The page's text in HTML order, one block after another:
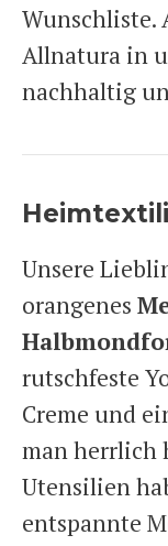
Wunschliste.
Allnatura in
nachhaltig
Unsere
orangenes
rutschfeste
Creme und
man herrlich
Utensilien
entspannte